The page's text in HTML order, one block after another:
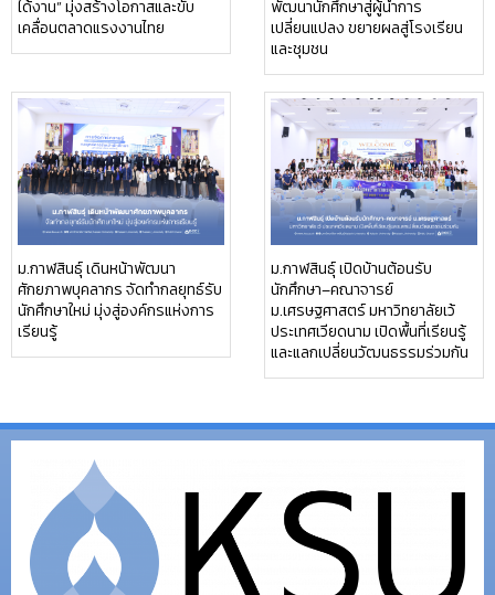
ได้งาน” มุ่งสร้างโอกาสและขับ
เคลื่อนตลาดแรงงานไทย
พัฒนานักศึกษาสู่ผู้นำการ
เปลี่ยนแปลง ขยายผลสู่โรงเรียน
และชุมชน
ม.กาฬสินธุ์ เดินหน้าพัฒนา
ศักยภาพบุคลากร จัดทำกลยุทธ์รับ
นักศึกษาใหม่ มุ่งสู่องค์กรแห่งการ
เรียนรู้
ม.กาฬสินธุ์ เปิดบ้านต้อนรับ
นักศึกษา–คณาจารย์
ม.เศรษฐศาสตร์ มหาวิทยาลัยเว้
ประเทศเวียดนาม เปิดพื้นที่เรียนรู้
และแลกเปลี่ยนวัฒนธรรมร่วมกัน